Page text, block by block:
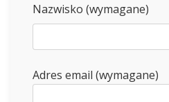
Nazwisko (wymagane)
Adres email (wymagane)